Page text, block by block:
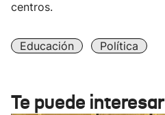
centros.
Educación Política
Te puede interesar